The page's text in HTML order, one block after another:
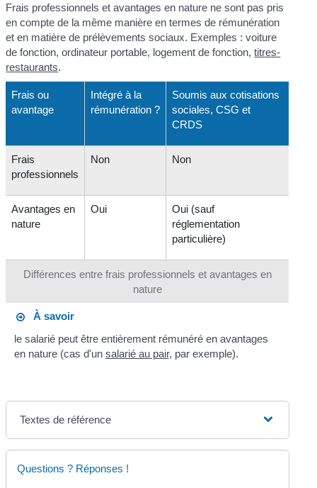
Frais professionnels et avantages en nature ne sont pas pris
en compte de la même manière en termes de rémunération
et en matière de prélèvements sociaux. Exemples : voiture
de fonction, ordinateur portable, logement de fonction,titres-
restaurants.
Différences entre frais professionnels et avantages en
nature
Frais ou
avantage
Intégré à la
rémunération ?
Soumis aux cotisations
sociales, CSG et
CRDS
Frais
professionnels
Non Non
Avantages en
nature
Oui
Oui (sauf
réglementation
particulière)
À savoir
le salarié peut être entièrement rémunéré en avantages
en nature (cas d'un salarié au pair, par exemple).
Textes de référence
Questions ? Réponses !